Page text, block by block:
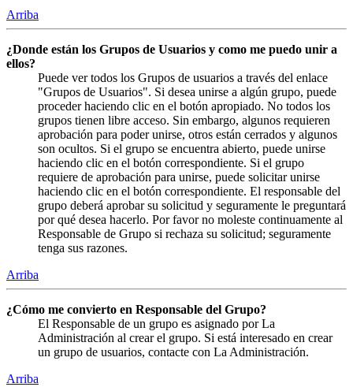
Arriba
¿Donde están los Grupos de Usuarios y como me puedo unir a
ellos?
Puede ver todos los Grupos de usuarios a través del enlace
"Grupos de Usuarios". Si desea unirse a algún grupo, puede
proceder haciendo clic en el botón apropiado. No todos los
grupos tienen libre acceso. Sin embargo, algunos requieren
aprobación para poder unirse, otros están cerrados y algunos
son ocultos. Si el grupo se encuentra abierto, puede unirse
haciendo clic en el botón correspondiente. Si el grupo
requiere de aprobación para unirse, puede solicitar unirse
haciendo clic en el botón correspondiente. El responsable del
grupo deberá aprobar su solicitud y seguramente le preguntará
por qué desea hacerlo. Por favor no moleste continuamente al
Responsable de Grupo si rechaza su solicitud; seguramente
tenga sus razones.
Arriba
¿Cómo me convierto en Responsable del Grupo?
El Responsable de un grupo es asignado por La
Administración al crear el grupo. Si está interesado en crear
un grupo de usuarios, contacte con La Administración.
Arriba